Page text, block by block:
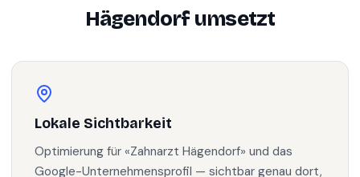
Hägendorf umsetzt
Lokale Sichtbarkeit
Optimierung für «Zahnarzt Hägendorf» und das
Google-Unternehmensprofil — sichtbar genau dort,